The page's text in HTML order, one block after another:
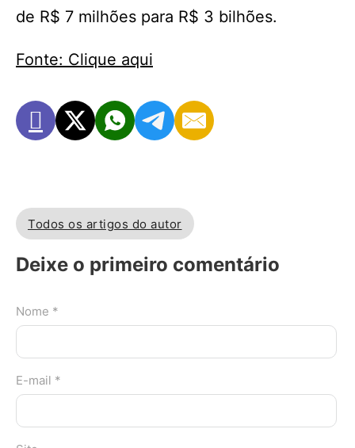
de R$ 7 milhões para R$ 3 bilhões.
Fonte: Clique aqui
Todos os artigos do autor
Deixe o primeiro comentário
Nome *
E-mail *